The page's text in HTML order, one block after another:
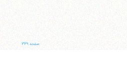
صفحه ۳۳۹